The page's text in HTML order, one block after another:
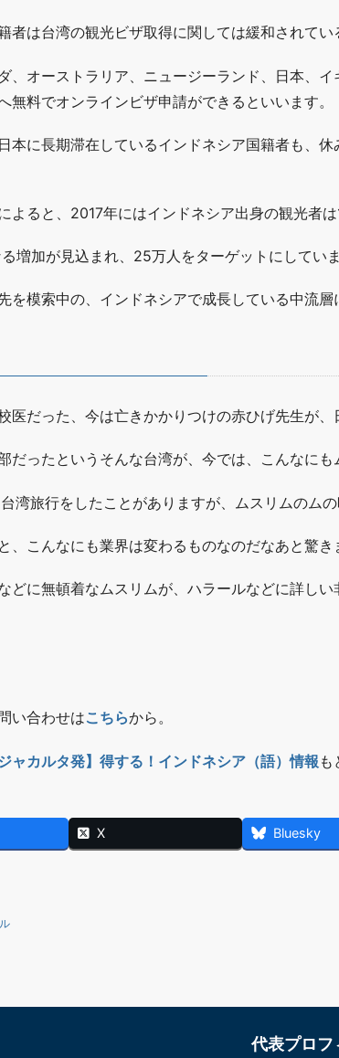
者は台湾の観光ビザ取得に関しては緩和されてい
、オーストラリア、ニュージーランド、日本、
無料でオンラインビザ申請ができるといいます。
本に長期滞在しているインドネシア国籍者も、
よると、2017年にはインドネシア出身の観光者
増加が見込まれ、25万人をターゲットにしていま
を模索中の、インドネシアで成長している中流
医だった、今は亡きかかりつけの赤ひげ先生が
だったというそんな台湾が、今では、こんなに
湾旅行をしたことがありますが、ムスリムのム
、こんなにも業界は変わるものなのだなあと驚
どに無頓着なムスリムが、ハラールなどに詳し
い合わせはこちらから。
ャカルタ発】得する！インドネシア（語）情報 も
X Bluesky
代表プロフ